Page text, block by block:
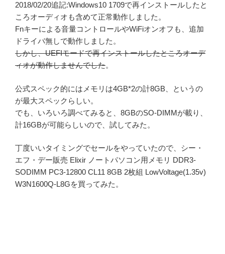
2018/02/20追記:Windows10 1709で再インストールしたと
ころオーディオも含めて正常動作しました。
Fnキーによる音量コントロールやWiFiオンオフも、追加
ドライバ無しで動作しました。
しかし、UEFIモードで再インストールしたところオーデ
ィオが動作しませんでした。
公式スペック的にはメモリは4GB*2の計8GB、というの
が最大スペックらしい。
でも、いろいろ調べてみると、8GBのSO-DIMMが載り、
計16GBが可能らしいので、試してみた。
丁度いいタイミングでセールをやっていたので、シー・
エフ・デー販売 Elixir ノートパソコン用メモリ DDR3-
SODIMM PC3-12800 CL11 8GB 2枚組 LowVoltage(1.35v)
W3N1600Q-L8Gを買ってみた。